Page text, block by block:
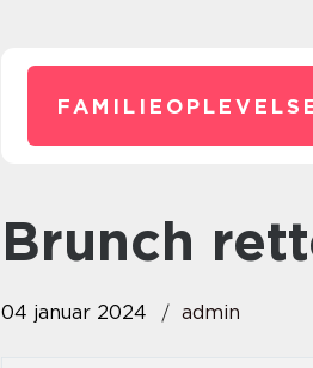
brunch
04 januar 2024 admin